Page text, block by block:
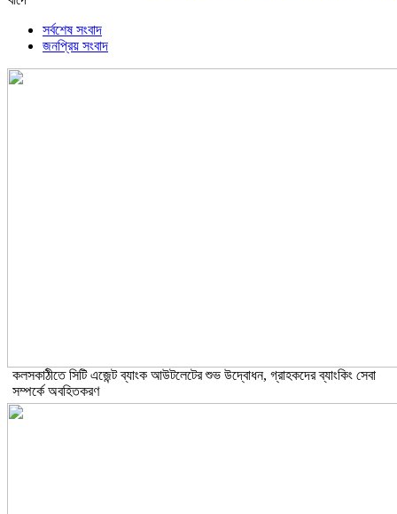
সর্বশেষ সংবাদ
জনপ্রিয় সংবাদ
কলসকাঠীতে সিটি এজেন্ট ব্যাংক আউটলেটের শুভ উদ্বোধন, গ্রাহকদের ব্যাংকিং সেবা
সম্পর্কে অবহিতকরণ